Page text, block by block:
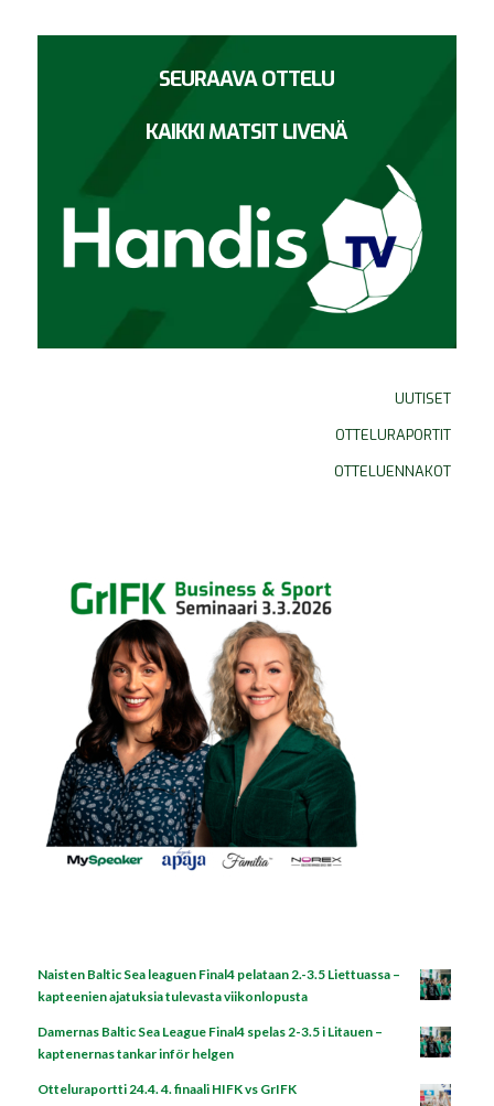
SEURAAVA OTTELU
KAIKKI MATSIT LIVENÄ
UUTISET
OTTELURAPORTIT
OTTELUENNAKOT
Naisten Baltic Sea leaguen Final4 pelataan 2.-3.5 Liettuassa –
kapteenien ajatuksia tulevasta viikonlopusta
Damernas Baltic Sea League Final4 spelas 2-3.5 i Litauen –
kaptenernas tankar inför helgen
Otteluraportti 24.4. 4. finaali HIFK vs GrIFK